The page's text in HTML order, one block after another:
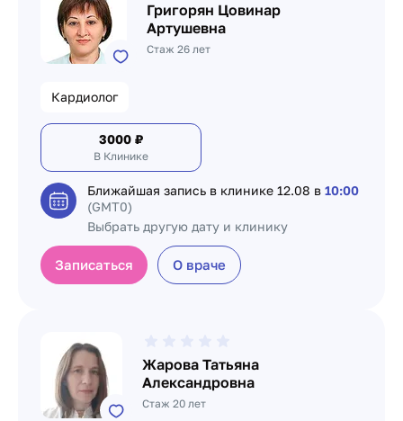
Григорян Цовинар
Артушевна
Стаж 26 лет
Кардиолог
3000 ₽
В Клинике
Ближайшая запись в клинике 12.08 в 10:00
(GMT0)
Выбрать другую дату и клинику
Записаться О враче
Жарова Татьяна
Александровна
Стаж 20 лет